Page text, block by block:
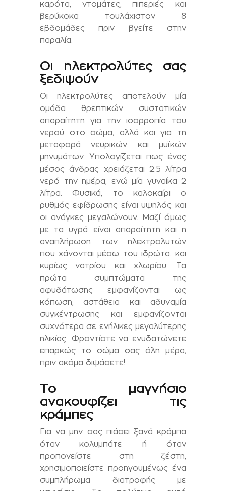
καρότα, ντομάτες, πιπεριές και
βερύκοκα τουλάχιστον 8
εβδομάδες πριν βγείτε στην
παραλία.
Οι ηλεκτρολύτες σας
ξεδιψούν
Οι ηλεκτρολύτες αποτελούν μία
ομάδα θρεπτικών συστατικών
απαραίτητη για την ισορροπία του
νερού στο σώμα, αλλά και για τη
μεταφορά νευρικών και μυϊκών
μηνυμάτων. Υπολογίζεται πως ένας
μέσος άνδρας χρειάζεται 2.5 λίτρα
νερό την ημέρα, ενώ μία γυναίκα 2
λίτρα. Φυσικά, το καλοκαίρι ο
ρυθμός εφίδρωσης είναι υψηλός και
οι ανάγκες μεγαλώνουν. Μαζί όμως
με τα υγρά είναι απαραίτητη και η
αναπλήρωση των ηλεκτρολυτών
που χάνονται μέσω του ιδρώτα, και
κυρίως νατρίου και χλωρίου. Τα
πρώτα συμπτώματα της
αφυδάτωσης εμφανίζονται ως
κόπωση, αστάθεια και αδυναμία
συγκέντρωσης και εμφανίζονται
συχνότερα σε ενήλικες μεγαλύτερης
ηλικίας. Φροντίστε να ενυδατώνετε
επαρκώς το σώμα σας όλη μέρα,
πριν ακόμα διψάσετε!
Το μαγνήσιο
ανακουφίζει τις
κράμπες
Για να μην σας πιάσει ξανά κράμπα
όταν κολυμπάτε ή όταν
προπονείστε στη ζέστη,
χρησιμοποιείστε προηγουμένως ένα
συμπλήρωμα διατροφής με